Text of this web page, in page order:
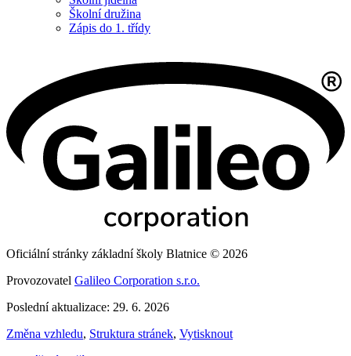
Školní družina
Zápis do 1. třídy
Oficiální stránky základní školy Blatnice © 2026
Provozovatel Galileo Corporation s.r.o.
Poslední aktualizace: 29. 6. 2026
Změna vzhledu, Struktura stránek, Vytisknout